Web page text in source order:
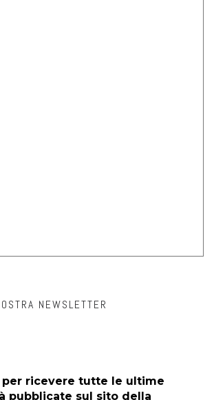
NEWSLETTER
ricevere tutte le ultime
pubblicate sul sito della